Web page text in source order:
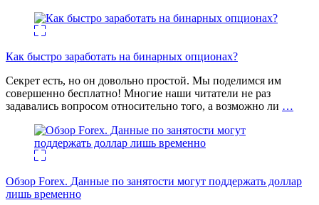
Как быстро заработать на бинарных опционах?
Секрет есть, но он довольно простой. Мы поделимся им
совершенно бесплатно! Многие наши читатели не раз
задавались вопросом относительно того, а возможно ли …
Обзор Forex. Данные по занятости могут поддержать доллар
лишь временно